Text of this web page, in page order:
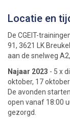
Locatie en
De CGEIT-
91, 3621 LK
aan de snelweg
Najaar 2023 - 5 x
oktober, 17
De avonden
open vanaf 18:00
gezorgd.